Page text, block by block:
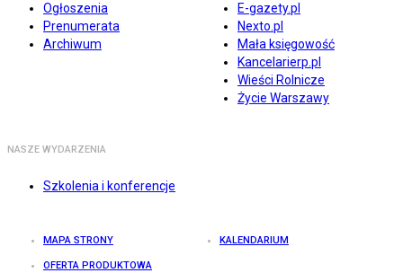
Ogłoszenia
Prenumerata
Archiwum
E-gazety.pl
Nexto.pl
Mała księgowość
Kancelarierp.pl
Wieści Rolnicze
Życie Warszawy
NASZE WYDARZENIA
Szkolenia i konferencje
MAPA STRONY KALENDARIUM
OFERTA PRODUKTOWA